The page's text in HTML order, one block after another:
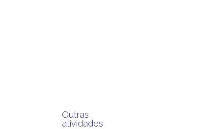
Outras
atividades